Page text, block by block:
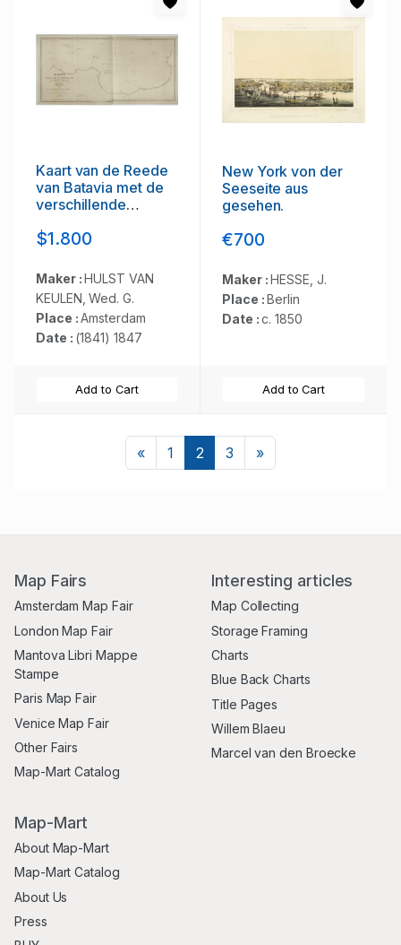
Kaart van de Reede
van Batavia met de
verschillende
dezelve
opgenomen op last
van deb schout
bijnacht E.Lucas.
$1.800
Maker :HULST VAN
KEULEN, Wed. G.
Place :Amsterdam
Date : (1841) 1847
Add to Cart
New York von der
Seeseite aus
gesehen.
€700
Maker :HESSE, J.
Place :Berlin
Date :c. 1850
Add to Cart
«Previous
1 2 3 »Next
Map Fairs
Amsterdam Map Fair
London Map Fair
Mantova Libri Mappe
Stampe
Paris Map Fair
Venice Map Fair
Other Fairs
Map-Mart Catalog
Interesting articles
Map Collecting
Storage Framing
Charts
Blue Back Charts
Title Pages
Willem Blaeu
Marcel van den Broecke
Map-Mart
About Map-Mart
Map-Mart Catalog
About Us
Press